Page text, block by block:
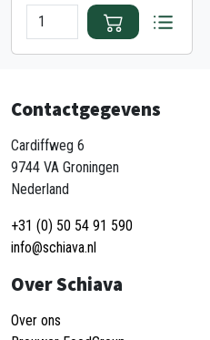
Contactgegevens
Cardiffweg 6
9744 VA Groningen
Nederland
+31 (0) 50 54 91 590
info@schiava.nl
Over Schiava
Over ons